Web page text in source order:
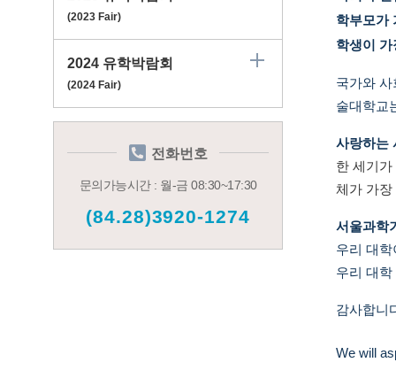
(2023 Fair)
2024 유학박람회
(2024 Fair)
전화번호
문의가능시간 : 월-금 08:30~17:30
(84.28)3920-1274
학부모가
학생이
국가와
술대학교
사랑하는
한 세기
체가 가
서울과학
우리 대
우리 대
감사합니
We will